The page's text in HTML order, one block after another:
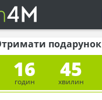
подарунок
16
годин
45
хвилин